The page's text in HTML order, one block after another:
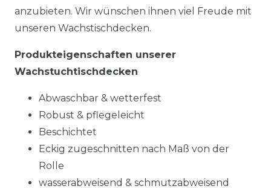
anzubieten. Wir wünschen ihnen viel Freude mit
unseren Wachstischdecken.
Produkteigenschaften unserer
Wachstuchtischdecken
Abwaschbar & wetterfest
Robust & pflegeleicht
Beschichtet
Eckig zugeschnitten nach Maß von der
Rolle
wasserabweisend & schmutzabweisend